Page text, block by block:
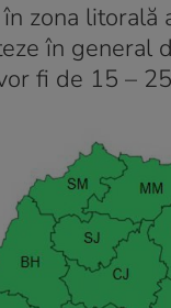
zona
în
fi de 15 –